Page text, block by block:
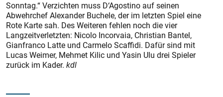
Sonntag.“ Verzichten muss D‘Agostino auf seinen
Abwehrchef Alexander Buchele, der im letzten Spiel eine
Rote Karte sah. Des Weiteren fehlen noch die vier
Langzeitverletzten: Nicolo Incorvaia, Christian Bantel,
Gianfranco Latte und Carmelo Scaffidi. Dafür sind mit
Lucas Weimer, Mehmet Kilic und Yasin Ulu drei Spieler
zurück im Kader. kdl